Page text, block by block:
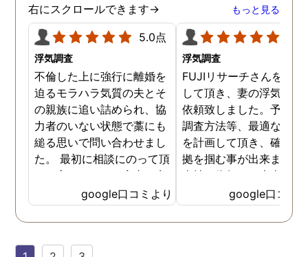
右にスクロールできます→ もっと見る
5.0点
浮気調査
不倫した上に強行に離婚を
迫るモラハラ気質の夫とそ
の親族に追い詰められ、協
力者のいない状態で藁にも
縋る思いで問い合わせまし
た。 最初に相談にのって頂
いた方も、とても率直に意
見を言っていただき、また
費用面も正直に答えていた
だき、私の望む結果を得る
google口コミより
浮気調査
FUJIリサーチさんをご紹
して頂き、妻の浮気調査
依頼致しました。予算か
調査方法等、最適なやり
を計画して頂き、確実な
拠を掴む事が出来ました
当社に依頼して本当に良
ったと実感しております
依頼中にはいろいろな相
も聞いて頂き、救われる
google口コミ